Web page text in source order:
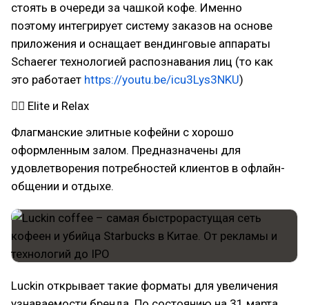
стоять в очереди за чашкой кофе. Именно
поэтому интегрирует систему заказов на основе
приложения и оснащает вендинговые аппараты
Schaerer технологией распознавания лиц (то как
это работает https://youtu.be/icu3Lys3NKU)
👉🏻 Elite и Relax
Флагманские элитные кофейни с хорошо
оформленным залом. Предназначены для
удовлетворения потребностей клиентов в офлайн-
общении и отдыхе.
Luckin открывает такие форматы для увеличения